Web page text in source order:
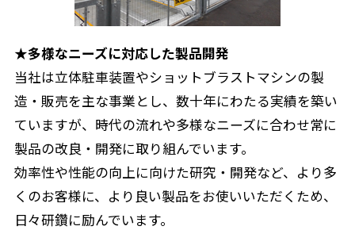
★多様なニーズに対応した製品開発
当社は立体駐車装置やショットブラストマシンの製
造・販売を主な事業とし、数十年にわたる実績を築い
ていますが、時代の流れや多様なニーズに合わせ常に
製品の改良・開発に取り組んでいます。
効率性や性能の向上に向けた研究・開発など、より多
くのお客様に、より良い製品をお使いいただくため、
日々研鑽に励んでいます。